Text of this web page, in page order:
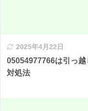
2025年4月22日
05054977766は引っ
対処法